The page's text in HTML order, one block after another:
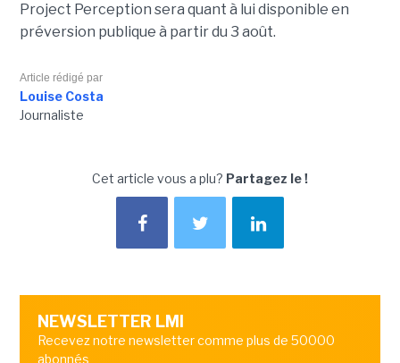
Project Perception sera quant à lui disponible en
préversion publique à partir du 3 août.
Article rédigé par
Louise Costa
Journaliste
Cet article vous a plu? Partagez le !
NEWSLETTER LMI
Recevez notre newsletter comme plus de 50000
abonnés